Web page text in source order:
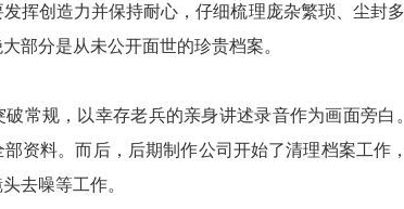
创造力并保持耐心，仔细梳理庞杂繁琐、尘封
部分是从未公开面世的珍贵档案。
规，以幸存老兵的亲身讲述录音作为画面旁白
资料。而后，后期制作公司开始了清理档案工作
去噪等工作。